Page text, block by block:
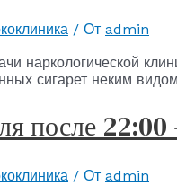
/ От admin
наркологической
сигарет неким
после
/ От admin